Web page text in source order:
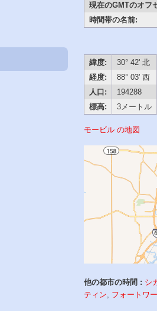
現在のGMTのオフ
時間帯の名前:
緯度:
30° 42' 北
経度:
88° 03' 西
人口:
194288
標高:
3メートル
モービル の地図
他の都市の時間 : シ
ティン
フォートワ